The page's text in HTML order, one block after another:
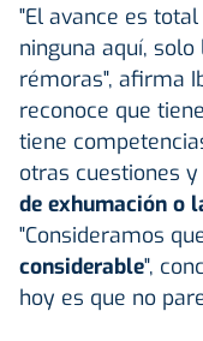
"El avance es
ninguna aquí,
rémoras", afirma
reconoce que
tiene
otras cuestiones
de exhumación o
"Consideramos
considerable",
hoy es que no